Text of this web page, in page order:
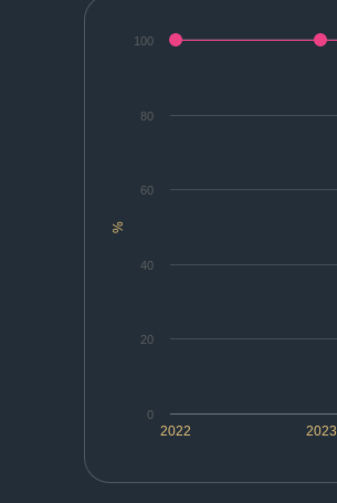
%
2022 2023
0
20
40
60
80
100